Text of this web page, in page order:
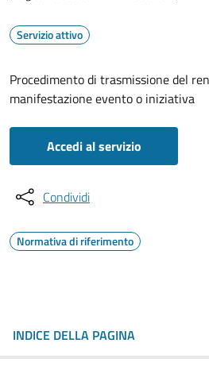
Servizio attivo
Procedimento di trasmissione del
manifestazione evento o iniziativa
Accedi al servizio
Condividi
Normativa di riferimento
INDICE DELLA PAGINA